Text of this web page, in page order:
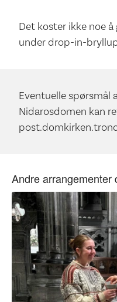
Det koster ikke noe
under drop-in-
Eventuelle spørsmål
Nidarosdomen kan
Andre